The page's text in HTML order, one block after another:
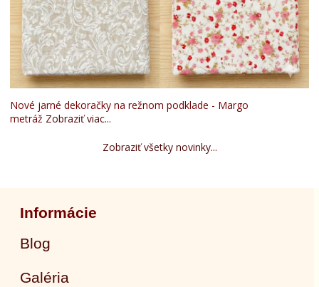
Nové jarné dekoračky na režnom podklade - Margo
metráž Zobraziť viac...
Zobraziť všetky novinky...
Informácie
Blog
Galéria